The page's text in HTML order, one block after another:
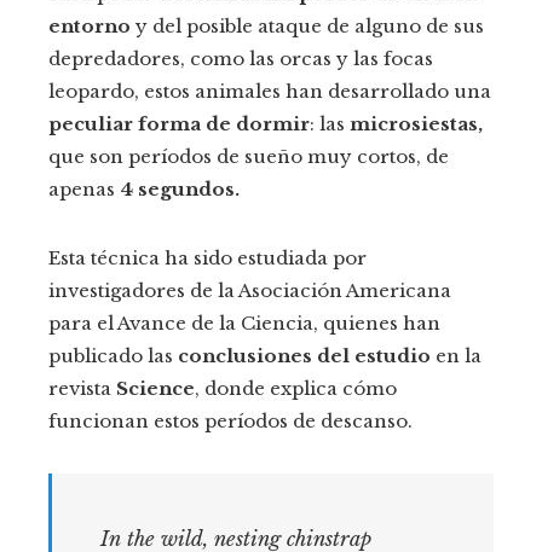
entorno y del posible ataque de alguno de sus
depredadores, como las orcas y las focas
leopardo, estos animales han desarrollado una
peculiar forma de dormir: las microsiestas,
que son períodos de sueño muy cortos, de
apenas 4 segundos.
Esta técnica ha sido estudiada por
investigadores de la Asociación Americana
para el Avance de la Ciencia, quienes han
publicado las conclusiones del estudio en la
revista Science, donde explica cómo
funcionan estos períodos de descanso.
In the wild, nesting chinstrap